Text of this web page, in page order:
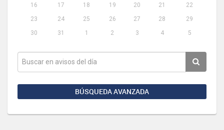
16
17 18 19 20 21
22
23
24 25 26 27 28
29
30
31 1 2 3 4 5
BÚSQUEDA AVANZADA